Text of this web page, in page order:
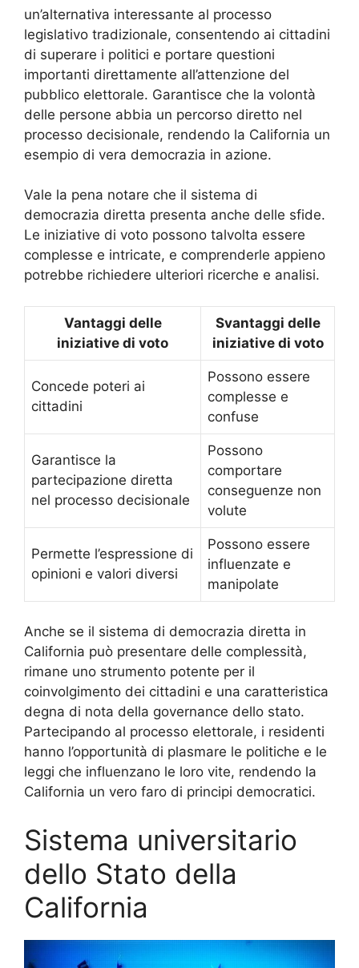
un’alternativa interessante al processo
legislativo tradizionale, consentendo ai cittadini
di superare i politici e portare questioni
importanti direttamente all’attenzione del
pubblico elettorale. Garantisce che la volontà
delle persone abbia un percorso diretto nel
processo decisionale, rendendo la California un
esempio di vera democrazia in azione.
Vale la pena notare che il sistema di
democrazia diretta presenta anche delle sfide.
Le iniziative di voto possono talvolta essere
complesse e intricate, e comprenderle appieno
potrebbe richiedere ulteriori ricerche e analisi.
Vantaggi delle
iniziative di voto
Svantaggi delle
iniziative di voto
Concede poteri ai
cittadini
Possono essere
complesse e
confuse
Garantisce la
partecipazione diretta
nel processo decisionale
Possono
comportare
conseguenze non
volute
Permette l’espressione di
opinioni e valori diversi
Possono essere
influenzate e
manipolate
Anche se il sistema di democrazia diretta in
California può presentare delle complessità,
rimane uno strumento potente per il
coinvolgimento dei cittadini e una caratteristica
degna di nota della governance dello stato.
Partecipando al processo elettorale, i residenti
hanno l’opportunità di plasmare le politiche e le
leggi che influenzano le loro vite, rendendo la
California un vero faro di principi democratici.
Sistema universitario
dello Stato della
California